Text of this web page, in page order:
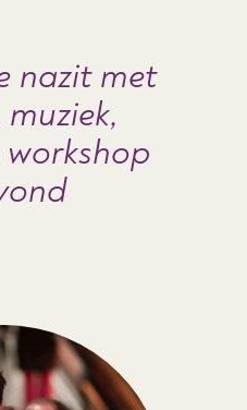
nazit met
workshop